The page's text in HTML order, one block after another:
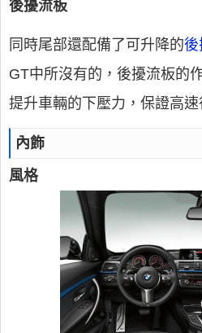
後擾流板
同時尾部還配備了可升降的後
GT中所沒有的，後擾流板的
提升車輛的下壓力，保證高速
內飾
風格